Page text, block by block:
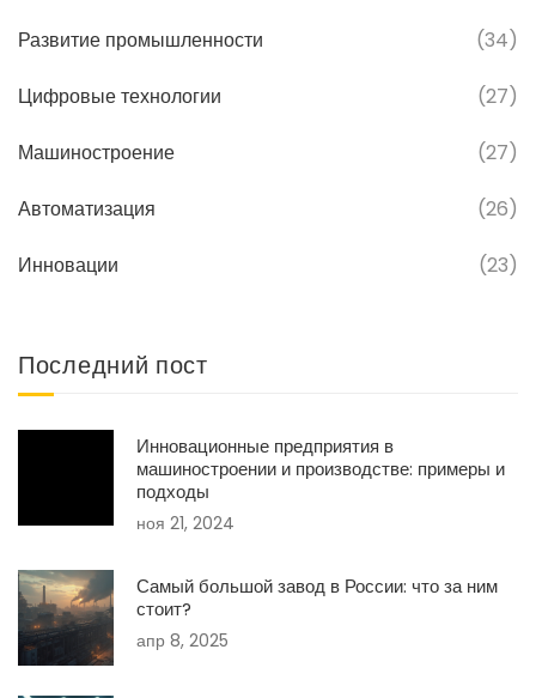
Развитие промышленности (34)
Цифровые технологии (27)
Машиностроение (27)
Автоматизация (26)
Инновации (23)
Последний пост
Инновационные предприятия в
машиностроении и производстве: примеры и
подходы
ноя 21, 2024
Самый большой завод в России: что за ним
стоит?
апр 8, 2025